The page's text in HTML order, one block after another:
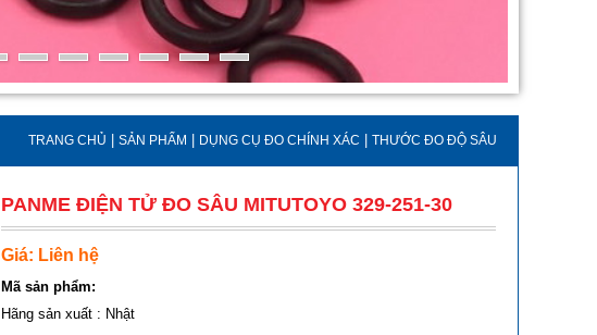
TRANG CHỦ SẢN PHẨM DỤNG CỤ ĐO CHÍNH XÁC THƯỚC ĐO ĐỘ SÂU
PANME ĐIỆN TỬ ĐO SÂU MITUTOYO 329-251-30
Giá: Liên hệ
Mã sản phẩm:
Hãng sản xuất : Nhật